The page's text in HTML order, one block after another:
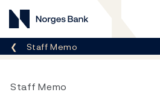
Norges Bank
Her er du nå:
Staff Memo
Staff Memo